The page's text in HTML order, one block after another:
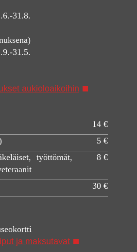
31.8.
31.5.
aukioloaikoihin
14 €
5 €
työttömät,
8 €
30 €
ja maksutavat